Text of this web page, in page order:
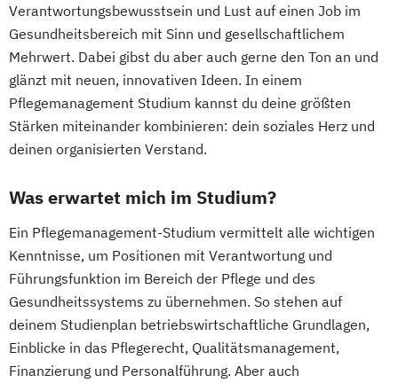
Verantwortungsbewusstsein und Lust auf einen Job im
Gesundheitsbereich mit Sinn und gesellschaftlichem
Mehrwert. Dabei gibst du aber auch gerne den Ton an und
glänzt mit neuen, innovativen Ideen. In einem
Pflegemanagement Studium kannst du deine größten
Stärken miteinander kombinieren: dein soziales Herz und
deinen organisierten Verstand.
Was erwartet mich im Studium?
Ein Pflegemanagement-Studium vermittelt alle wichtigen
Kenntnisse, um Positionen mit Verantwortung und
Führungsfunktion im Bereich der Pflege und des
Gesundheitssystems zu übernehmen. So stehen auf
deinem Studienplan betriebswirtschaftliche Grundlagen,
Einblicke in das Pflegerecht, Qualitätsmanagement,
Finanzierung und Personalführung. Aber auch